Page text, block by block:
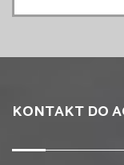
KONTAKT DO